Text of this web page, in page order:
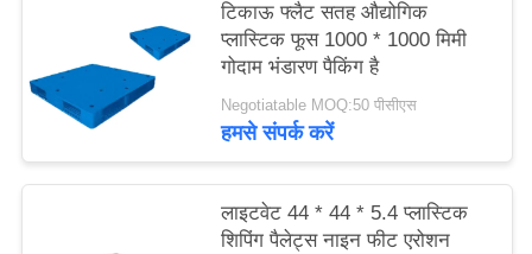
टिकाऊ फ्लैट सतह औद्योगिक
प्लास्टिक फूस 1000 * 1000 मिमी
गोदाम भंडारण पैकिंग है
Negotiatable MOQ:50 पीसीएस
हमसे संपर्क करें
लाइटवेट 44 * 44 * 5.4 प्लास्टिक
शिपिंग पैलेट्स नाइन फीट एरोशन